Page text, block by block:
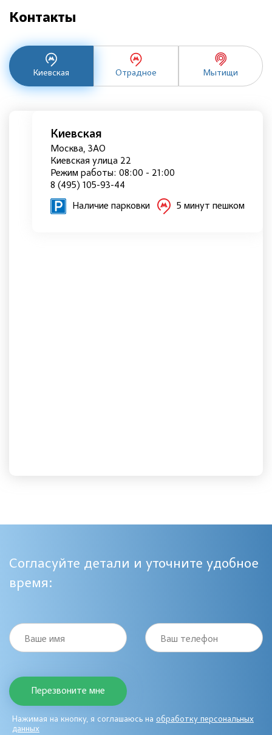
Контакты
Киевская Отрадное Мытищи
Киевская
Москва, ЗАО
Киевская улица 22
Режим работы: 08:00 - 21:00
8 (495) 105-93-44
Наличие парковки 5 минут пешком
Согласуйте детали и уточните удобное
время:
Ваше имя Ваш телефон
Нажимая на кнопку, я соглашаюсь на обработку персональных
данных